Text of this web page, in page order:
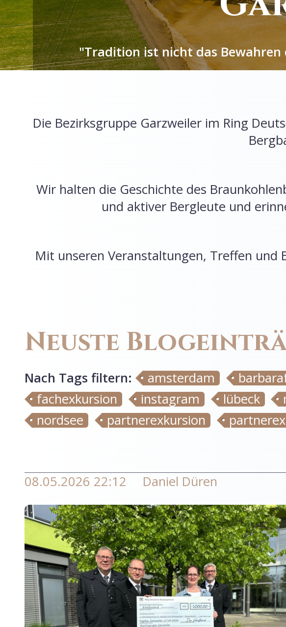
"Tradition ist nicht das Bewahren
Die Bezirksgruppe Garzweiler im Ring
Wir halten die Geschichte des
und aktiver Bergleute und
Mit unseren Veranstaltungen, Treffen und
Neuste
Nach Tags filtern: amsterdam
fachexkursion
instagram lübeck
nordsee
partnerexkursion
08.05.2026 22:12 Daniel Düren